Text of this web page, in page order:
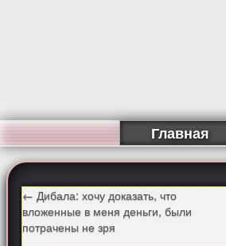
Главная
← Дибала: хочу доказать, что
вложенные в меня деньги, были
потрачены не зря